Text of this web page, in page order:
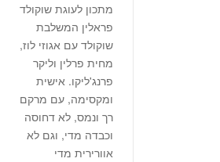
מתכון לעוגת שוקולד
פראלין המשלבת
שוקולד עם אגוזי לוז,
מחית פרלין וליקר
פרנג'ליקו. אישית
ומקסימה, עם מרקם
רך ונמס, לא דחוסה
וכבדה מדי, וגם לא
אוורירית מדי